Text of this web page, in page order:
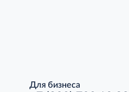
Для бизнеса